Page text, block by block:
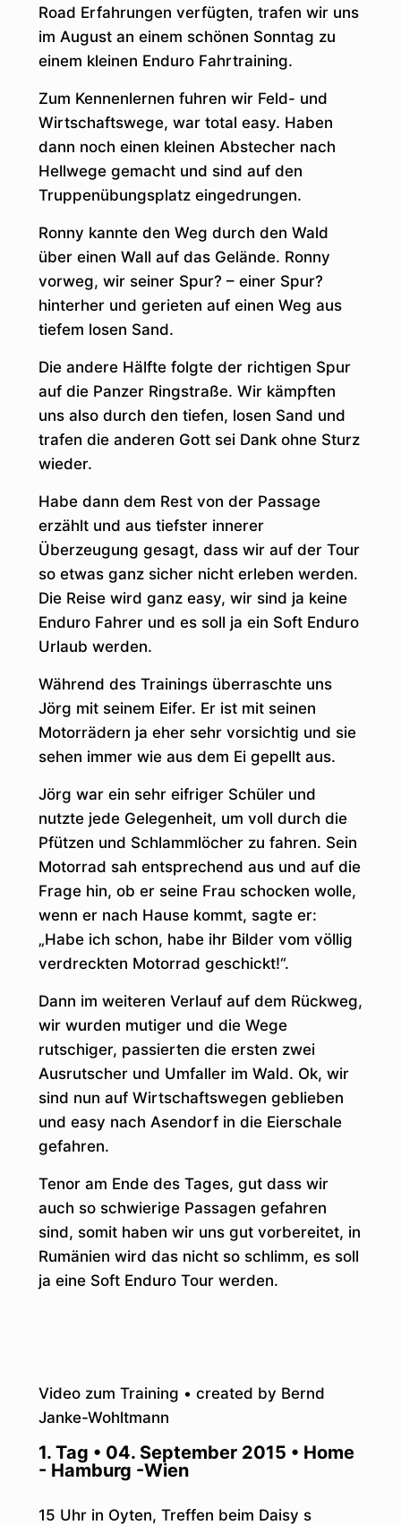
Road Erfahrungen verfügten, trafen wir uns
im August an einem schönen Sonntag zu
einem kleinen Enduro Fahrtraining.
Zum Kennenlernen fuhren wir Feld- und
Wirtschaftswege, war total easy. Haben
dann noch einen kleinen Abstecher nach
Hellwege gemacht und sind auf den
Truppenübungsplatz eingedrungen.
Ronny kannte den Weg durch den Wald
über einen Wall auf das Gelände. Ronny
vorweg, wir seiner Spur? – einer Spur?
hinterher und gerieten auf einen Weg aus
tiefem losen Sand.
Die andere Hälfte folgte der richtigen Spur
auf die Panzer Ringstraße. Wir kämpften
uns also durch den tiefen, losen Sand und
trafen die anderen Gott sei Dank ohne Sturz
wieder.
Habe dann dem Rest von der Passage
erzählt und aus tiefster innerer
Überzeugung gesagt, dass wir auf der Tour
so etwas ganz sicher nicht erleben werden.
Die Reise wird ganz easy, wir sind ja keine
Enduro Fahrer und es soll ja ein Soft Enduro
Urlaub werden.
Während des Trainings überraschte uns
Jörg mit seinem Eifer. Er ist mit seinen
Motorrädern ja eher sehr vorsichtig und sie
sehen immer wie aus dem Ei gepellt aus.
Jörg war ein sehr eifriger Schüler und
nutzte jede Gelegenheit, um voll durch die
Pfützen und Schlammlöcher zu fahren. Sein
Motorrad sah entsprechend aus und auf die
Frage hin, ob er seine Frau schocken wolle,
wenn er nach Hause kommt, sagte er:
„Habe ich schon, habe ihr Bilder vom völlig
verdreckten Motorrad geschickt!“.
Dann im weiteren Verlauf auf dem Rückweg,
wir wurden mutiger und die Wege
rutschiger, passierten die ersten zwei
Ausrutscher und Umfaller im Wald. Ok, wir
sind nun auf Wirtschaftswegen geblieben
und easy nach Asendorf in die Eierschale
gefahren.
Tenor am Ende des Tages, gut dass wir
auch so schwierige Passagen gefahren
sind, somit haben wir uns gut vorbereitet, in
Rumänien wird das nicht so schlimm, es soll
ja eine Soft Enduro Tour werden.
Video zum Training • created by Bernd
Janke-Wohltmann
1. Tag • 04. September 2015 • Home
- Hamburg -Wien
15 Uhr in Oyten, Treffen beim Daisy s